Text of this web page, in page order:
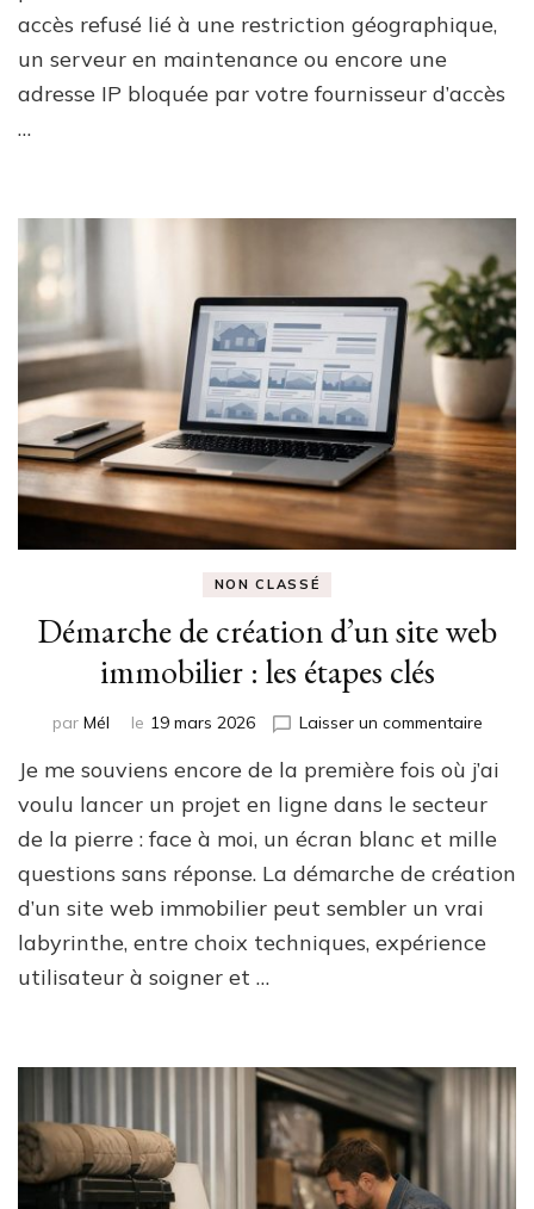
accès refusé lié à une restriction géographique,
un serveur en maintenance ou encore une
adresse IP bloquée par votre fournisseur d’accès
…
NON CLASSÉ
Démarche de création d’un site web
immobilier : les étapes clés
par Mél le 19 mars 2026 Laisser un commentairesur
de
site
web
:
les
Je me souviens encore de la première fois où j’ai
voulu lancer un projet en ligne dans le secteur
de la pierre : face à moi, un écran blanc et mille
questions sans réponse. La démarche de création
d’un site web immobilier peut sembler un vrai
labyrinthe, entre choix techniques, expérience
utilisateur à soigner et …